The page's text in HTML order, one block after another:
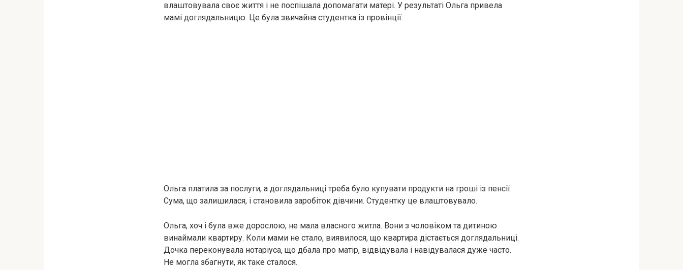
влаштовувала своє життя і не поспішала допомагати матері. У результаті Ольга привела
мамі доглядальницю. Це була звичайна студентка із провінції.
Ольга платила за послуги, а доглядальниці треба було купувати продукти на гроші із пенсії.
Сума, що залишилася, і становила заробіток дівчини. Студентку це влаштовувало.
Ольга, хоч і була вже дорослою, не мала власного житла. Вони з чоловіком та дитиною
винаймали квартиру. Коли мами не стало, виявилося, що квартира дістається доглядальниці.
Дочка переконувала нотаріуса, що дбала про матір, відвідувала і навідувалася дуже часто.
Не могла збагнути, як таке сталося.